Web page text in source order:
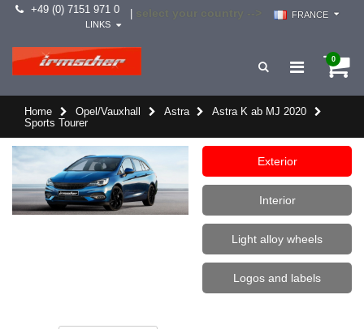
+49 (0) 7151 971 0
FRANCE
LINKS
0
Home Opel/Vauxhall Astra
Astra K ab MJ 2020
Sports Tourer
Exterior
Interior
Light alloy wheels
Logos and labels